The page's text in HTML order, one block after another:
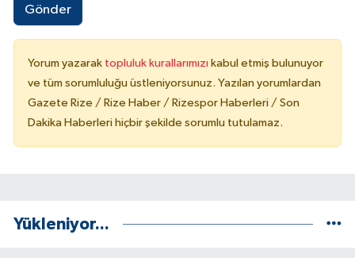
Gönder
Yorum yazarak topluluk kurallarımızı kabul etmiş bulunuyor
ve tüm sorumluluğu üstleniyorsunuz. Yazılan yorumlardan
Gazete Rize / Rize Haber / Rizespor Haberleri / Son
Dakika Haberleri hiçbir şekilde sorumlu tutulamaz.
Yükleniyor...